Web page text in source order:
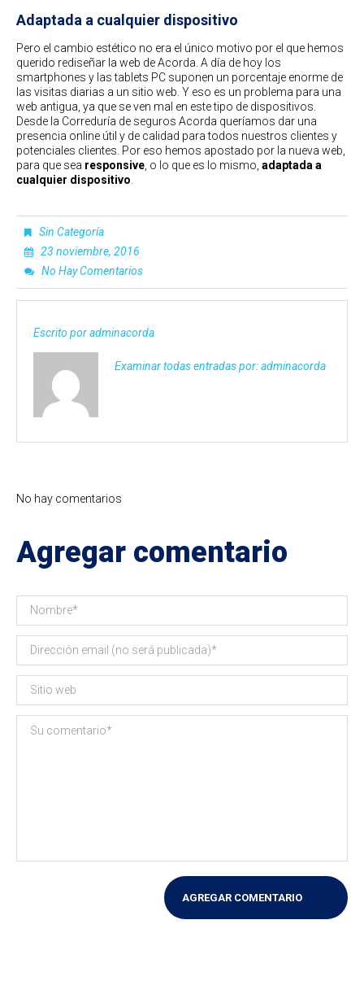
Adaptada a cualquier dispositivo
Pero el cambio estético no era el único motivo por el que hemos
querido rediseñar la web de Acorda. A día de hoy los
smartphones y las tablets PC suponen un porcentaje enorme de
las visitas diarias a un sitio web. Y eso es un problema para una
web antigua, ya que se ven mal en este tipo de dispositivos.
Desde la Correduría de seguros Acorda queríamos dar una
presencia online útil y de calidad para todos nuestros clientes y
potenciales clientes. Por eso hemos apostado por la nueva web,
para que sea responsive, o lo que es lo mismo, adaptada a
cualquier dispositivo.
Sin Categoría
23 noviembre, 2016
No Hay Comentarios
Escrito poradminacorda
Examinar todas entradas por:adminacorda
No hay comentarios
Agregar comentario